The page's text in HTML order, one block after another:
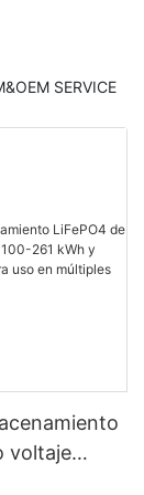
SERVICE
voltaje